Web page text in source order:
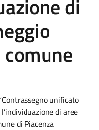
di
unificato
di aree
di Piacenza